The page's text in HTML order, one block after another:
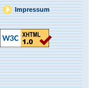
Impressum